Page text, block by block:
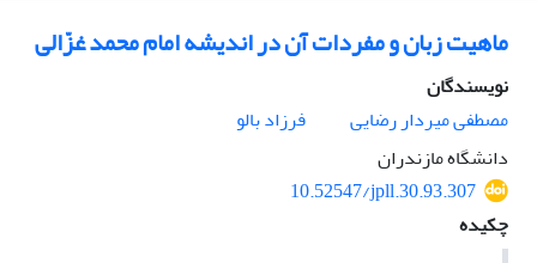
ماهیت زبان و مفردات آن در اندیشه امام محمد غزّالی
نویسندگان
مصطفی میردار رضایی
فرزاد بالو
دانشگاه مازندران
10.52547/jpll.30.93.307
چکیده